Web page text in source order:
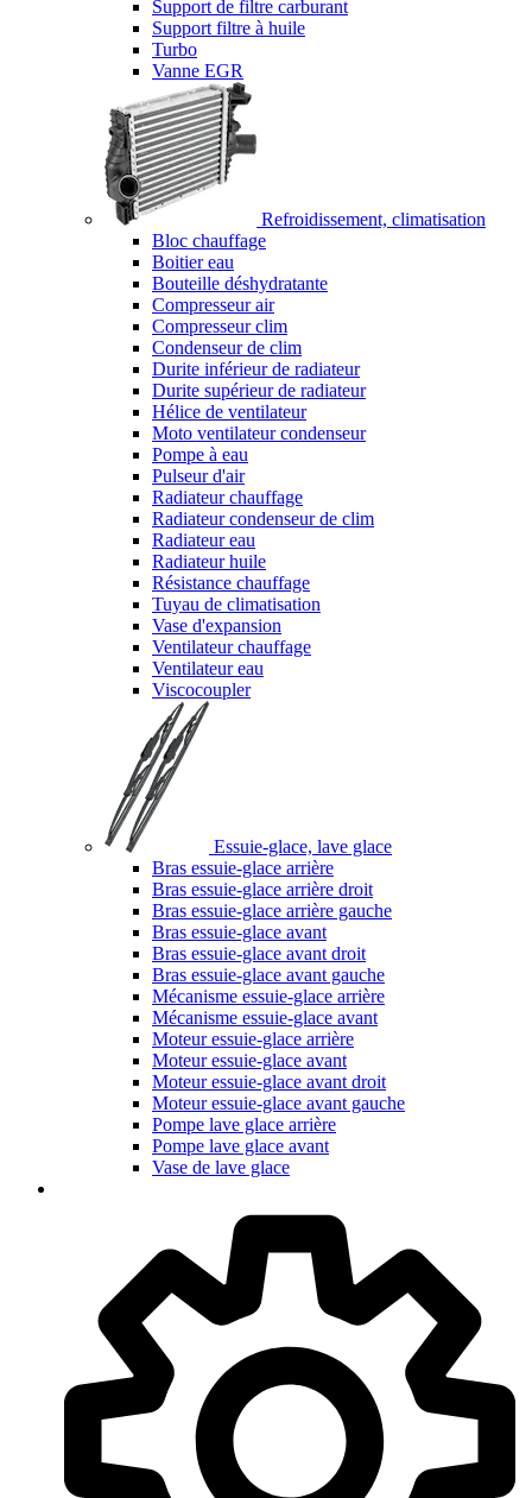
Support de filtre carburant
Support filtre à huile
Turbo
Vanne EGR
Refroidissement, climatisation
Bloc chauffage
Boitier eau
Bouteille déshydratante
Compresseur air
Compresseur clim
Condenseur de clim
Durite inférieur de radiateur
Durite supérieur de radiateur
Hélice de ventilateur
Moto ventilateur condenseur
Pompe à eau
Pulseur d'air
Radiateur chauffage
Radiateur condenseur de clim
Radiateur eau
Radiateur huile
Résistance chauffage
Tuyau de climatisation
Vase d'expansion
Ventilateur chauffage
Ventilateur eau
Viscocoupler
Essuie-glace, lave glace
Bras essuie-glace arrière
Bras essuie-glace arrière droit
Bras essuie-glace arrière gauche
Bras essuie-glace avant
Bras essuie-glace avant droit
Bras essuie-glace avant gauche
Mécanisme essuie-glace arrière
Mécanisme essuie-glace avant
Moteur essuie-glace arrière
Moteur essuie-glace avant
Moteur essuie-glace avant droit
Moteur essuie-glace avant gauche
Pompe lave glace arrière
Pompe lave glace avant
Vase de lave glace